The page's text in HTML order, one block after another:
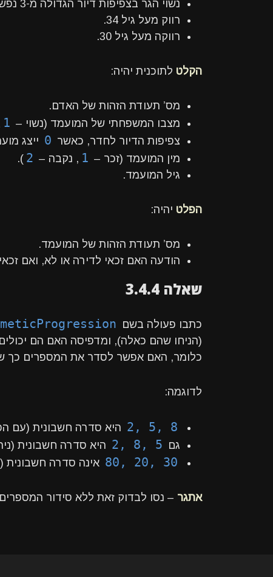
נשוי הגר בצפיפות דיור הגדולה מ-3 נפשות לחדר.
רווק מעל גיל 34.
רווקה מעל גיל 30.
הקלט לתוכנית יהיה:
מס’ תעודת הזהות של האדם.
מצבו המשפחתי של המועמד (נשוי – 1
צפיפות הדיור לחדר, כאשר 0 ייצג
מין המועמד (זכר – 1 , נקבה – 2
).
גיל המועמד.
הפלט יהיה:
מס’ תעודת הזהות של המועמד.
הודעה האם זכאי לדירה או לא, ואם
שאלה 3.4.4
כתבו פעולה בשם
(הניחו שהם כאלה), ומדפיסה האם הם
כלומר, האם אפשר לסדר את המספרים כך
לדוגמה:
2, 5, 8 היא סדרה חשבונית (עם
גם 2, 8, 5 היא סדרה חשבונית
80, 20, 30 אינה סדרה חשבונית
אתגר – נסו לבדוק זאת ללא סידור